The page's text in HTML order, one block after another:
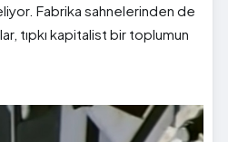
Fabrika sahnelerinden de
tıpkı kapitalist bir toplumun